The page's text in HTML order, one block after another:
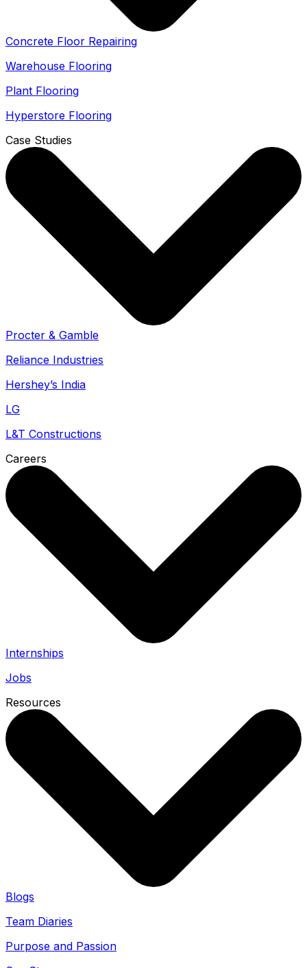
Concrete Floor Repairing
Warehouse Flooring
Plant Flooring
Hyperstore Flooring
Case Studies
Procter & Gamble
Reliance Industries
Hershey’s India
LG
L&T Constructions
Careers
Internships
Jobs
Resources
Blogs
Team Diaries
Purpose and Passion